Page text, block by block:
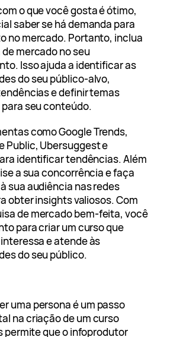
o que você gosta é ótimo,
saber se há demanda para
no mercado. Portanto, inclua
mercado no seu
Isso ajuda a identificar as
do seu público-alvo,
e definir temas
seu conteúdo.
como Google Trends,
Public, Ubersuggest e
identificar tendências. Além
a sua concorrência e faça
sua audiência nas redes
obter insights valiosos. Com
de mercado bem-feita, você
para criar um curso que
e atende às
do seu público.
uma persona é um passo
na criação de um curso
permite que o infoprodutor